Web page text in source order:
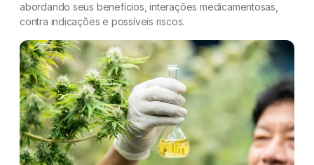
abordando seus benefícios, interações medicamentosas,
contra indicações e possíveis riscos.